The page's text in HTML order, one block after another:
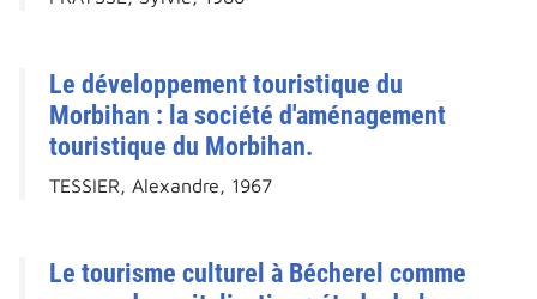
Le développement touristique du
Morbihan : la société d'aménagement
touristique du Morbihan.
TESSIER, Alexandre, 1967
Le tourisme culturel à Bécherel comme